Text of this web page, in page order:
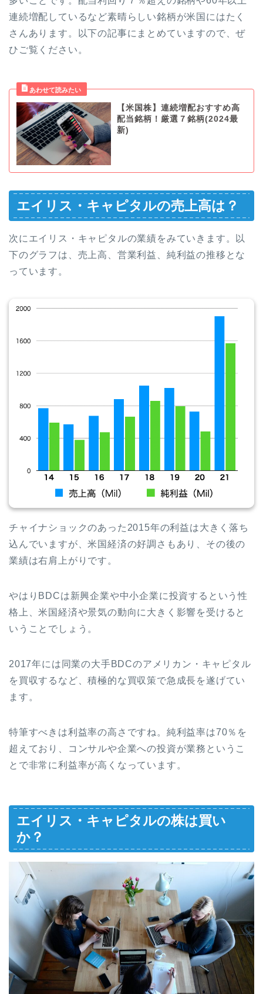
連続増配しているなど素晴らしい銘柄が米国にはたく
さんあります。以下の記事にまとめていますので、ぜ
ひご覧ください。
【米国株】連続増配おすすめ高
配当銘柄！厳選７銘柄(2024最
新)
エイリス・キャピタルの売上高は？
次にエイリス・キャピタルの業績をみていきます。以
下のグラフは、売上高、営業利益、純利益の推移とな
っています。
チャイナショックのあった2015年の利益は大きく落ち
込んでいますが、米国経済の好調さもあり、その後の
業績は右肩上がりです。
やはりBDCは新興企業や中小企業に投資するという性
格上、米国経済や景気の動向に大きく影響を受けると
いうことでしょう。
2017年には同業の大手BDCのアメリカン・キャピタル
を買収するなど、積極的な買収策で急成長を遂げてい
ます。
特筆すべきは利益率の高さですね。純利益率は70％を
超えており、コンサルや企業への投資が業務というこ
とで非常に利益率が高くなっています。
エイリス・キャピタルの株は買い
か？